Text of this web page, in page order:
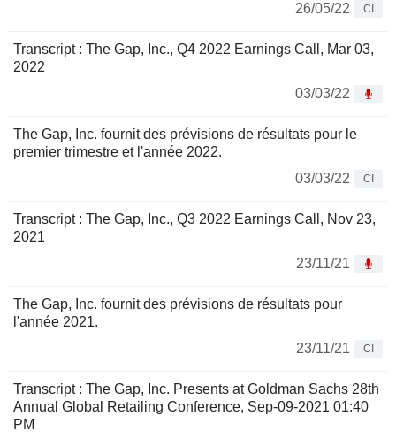
26/05/22
CI
Transcript : The Gap, Inc., Q4 2022 Earnings Call, Mar 03,
2022
03/03/22
The Gap, Inc. fournit des prévisions de résultats pour le
premier trimestre et l'année 2022.
03/03/22
CI
Transcript : The Gap, Inc., Q3 2022 Earnings Call, Nov 23,
2021
23/11/21
The Gap, Inc. fournit des prévisions de résultats pour
l'année 2021.
23/11/21
CI
Transcript : The Gap, Inc. Presents at Goldman Sachs 28th
Annual Global Retailing Conference, Sep-09-2021 01:40
PM